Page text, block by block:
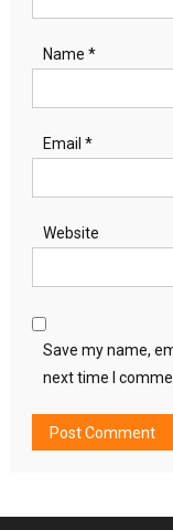
Name *
Email *
Website
Save my name,
next time I